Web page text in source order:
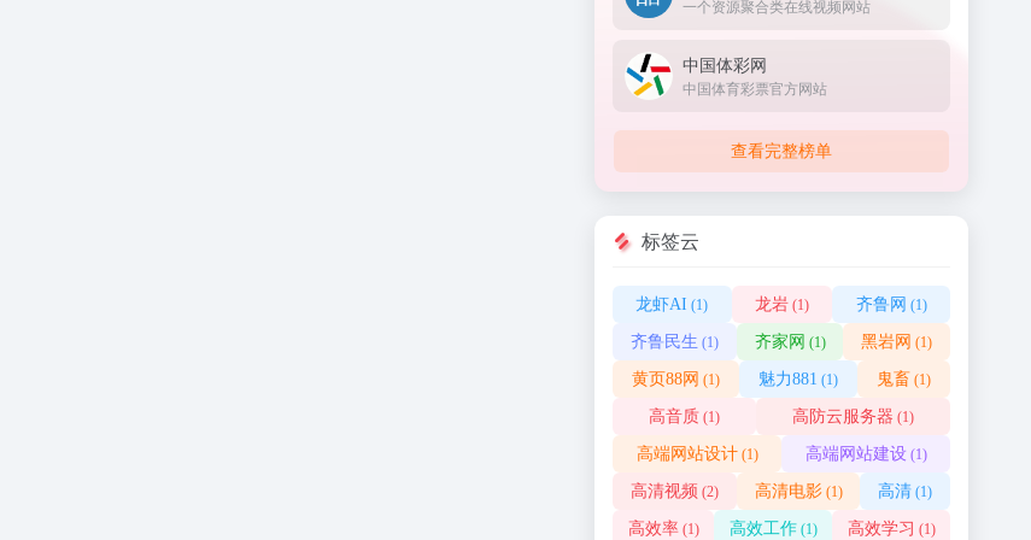
一个资源聚合类在线视频网站
中国体彩网
中国体育彩票官方网站
查看完整榜单
标签云
龙虾AI (1) 龙岩 (1) 齐鲁网 (1)
齐鲁民生 (1) 齐家网 (1) 黑岩网 (1)
黄页88网 (1) 魅力881 (1) 鬼畜 (1)
高音质 (1) 高防云服务器 (1)
高端网站设计(1) 高端网站建设(1)
高清视频 (2) 高清电影(1) 高清 (1)
高效率(1) 高效工作(1) 高效学习 (1)